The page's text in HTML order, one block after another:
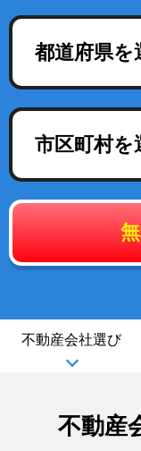
都道府県を
市区町村を
不動産会社選び
不動産